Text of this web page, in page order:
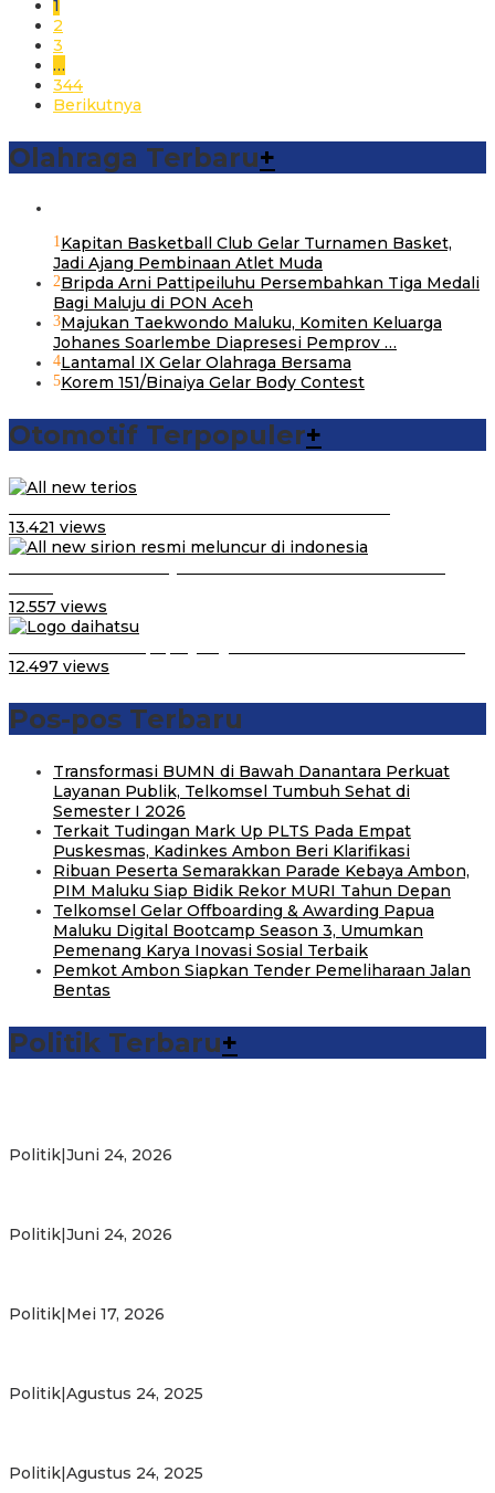
1
2
3
…
344
Berikutnya
Olahraga Terbaru+
1 Kapitan Basketball Club Gelar Turnamen Basket,
Jadi Ajang Pembinaan Atlet Muda
2Bripda Arni Pattipeiluhu Persembahkan Tiga Medali
Bagi Maluju di PON Aceh
3Majukan Taekwondo Maluku, Komiten Keluarga
Johanes Soarlembe Diapresesi Pemprov …
4Lantamal IX Gelar Olahraga Bersama
5Korem 151/Binaiya Gelar Body Contest
Otomotif Terpopuler+
13.421 views
12.557 views
12.497 views
Pos-pos Terbaru
Transformasi BUMN di Bawah Danantara Perkuat
Layanan Publik, Telkomsel Tumbuh Sehat di
Semester I 2026
Terkait Tudingan Mark Up PLTS Pada Empat
Puskesmas, Kadinkes Ambon Beri Klarifikasi
Ribuan Peserta Semarakkan Parade Kebaya Ambon,
PIM Maluku Siap Bidik Rekor MURI Tahun Depan
Telkomsel Gelar Offboarding & Awarding Papua
Maluku Digital Bootcamp Season 3, Umumkan
Pemenang Karya Inovasi Sosial Terbaik
Pemkot Ambon Siapkan Tender Pemeliharaan Jalan
Bentas
Politik Terbaru+
Politik|Juni 24, 2026
Politik|Juni 24, 2026
Politik|Mei 17, 2026
Politik|Agustus 24, 2025
Politik|Agustus 24, 2025